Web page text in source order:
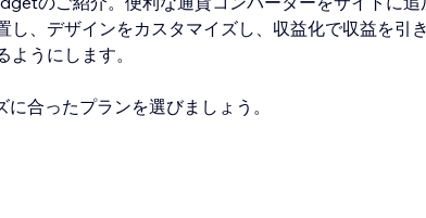
し、デザインをカスタマイズし、収益化で収益を引
うにします。
合ったプランを選びましょう。